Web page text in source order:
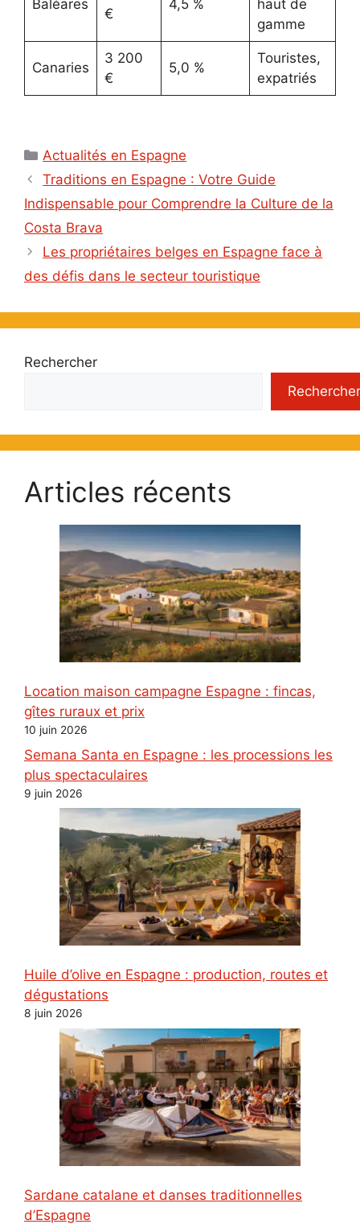
Baléares
€
4,5 %
haut de
gamme
Canaries
3 200
€
5,0 %
Touristes,
expatriés
Catégories
Actualités en Espagne
Traditions en Espagne : Votre Guide
Indispensable pour Comprendre la Culture de la
Costa Brava
Les propriétaires belges en Espagne face à
des défis dans le secteur touristique
Rechercher
Rechercher
Articles récents
Location maison campagne Espagne : fincas,
gîtes ruraux et prix
10 juin 2026
Semana Santa en Espagne : les processions les
plus spectaculaires
9 juin 2026
Huile d’olive en Espagne : production, routes et
dégustations
8 juin 2026
Sardane catalane et danses traditionnelles
d’Espagne